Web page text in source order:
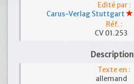
Edité par :
Carus-Verlag Stuttgart
Réf. :
CV 01.253
Description
Texte en :
allemand